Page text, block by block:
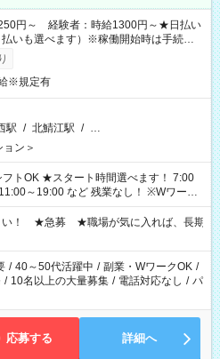
円～ 経験者：時給1300円～★日払い
いも選べます）※稼働開始時は手続き完
ます。
※規定有
駅 / 北鯖江駅 / …
ン＞
べます！ 7:00
19:00 など 残業なし！ ※Wワーク
わせ週40時間超の就業はご案内できま
20時間以上勤務は社会保険への加入対
遣法（日雇い派遣の原則禁止）によ
業はご案内が難しい場合があります
い！ ★急募 ★職場が気に入れば、長期
/ 40～50代活躍中 / 副業・WワークOK /
/ 10名以上の大量募集 / 電話対応なし / パ
応募する 詳細へ